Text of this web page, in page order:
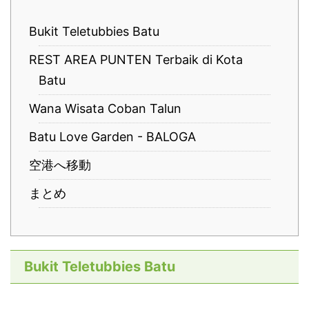
Bukit Teletubbies Batu
REST AREA PUNTEN Terbaik di Kota
Batu
Wana Wisata Coban Talun
Batu Love Garden - BALOGA
空港へ移動
まとめ
Bukit Teletubbies Batu